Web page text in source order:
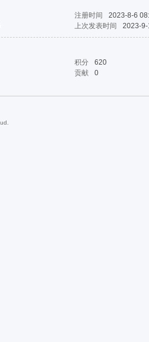
注册时间
2023-8-6
上次发表时间 2023-
积分
620
贡献 0